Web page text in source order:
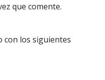
que comente.
con los siguientes